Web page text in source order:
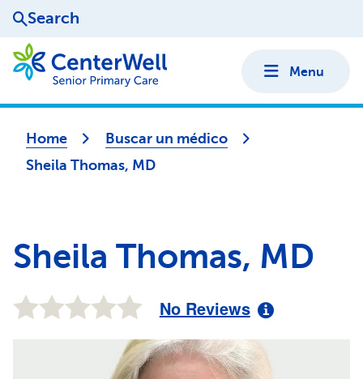
Search
Menu
Home
Buscar un médico
Sheila Thomas, MD
Sheila Thomas, MD
No Reviews